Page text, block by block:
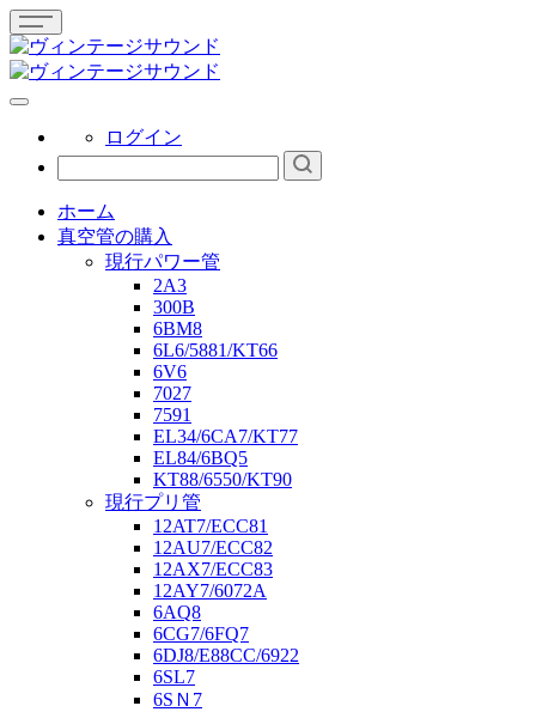
ログイン
ホーム
真空管の購入
現行パワー管
2A3
300B
6BM8
6L6/5881/KT66
6V6
7027
7591
EL34/6CA7/KT77
EL84/6BQ5
KT88/6550/KT90
現行プリ管
12AT7/ECC81
12AU7/ECC82
12AX7/ECC83
12AY7/6072A
6AQ8
6CG7/6FQ7
6DJ8/E88CC/6922
6SL7
6SＮ7